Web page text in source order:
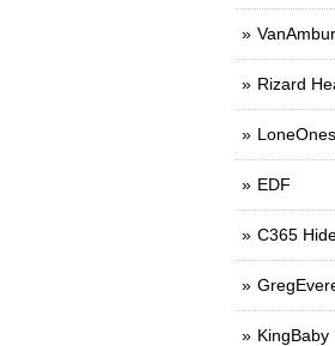
Rizard
LoneOnes
EDF
C365
KingBaby